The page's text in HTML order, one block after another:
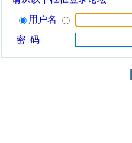
用户名
密 码